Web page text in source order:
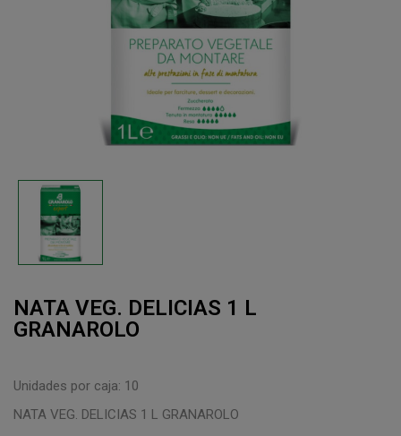
NATA VEG. DELICIAS 1 L
GRANAROLO
Unidades por caja: 10
NATA VEG. DELICIAS 1 L GRANAROLO